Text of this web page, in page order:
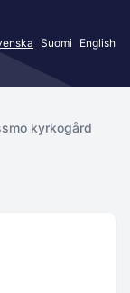
Suomi English
kyrkogård